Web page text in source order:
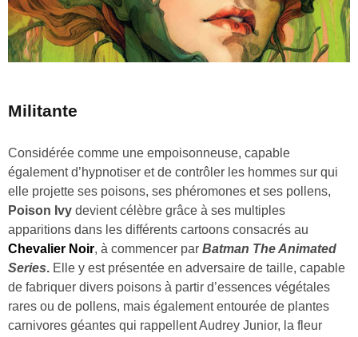
Militante
Considérée comme une empoisonneuse, capable
également d’hypnotiser et de contrôler les hommes sur qui
elle projette ses poisons, ses phéromones et ses pollens,
Poison Ivy devient célèbre grâce à ses multiples
apparitions dans les différents cartoons consacrés au
Chevalier Noir, à commencer par Batman The Animated
Series. Elle y est présentée en adversaire de taille, capable
de fabriquer divers poisons à partir d’essences végétales
rares ou de pollens, mais également entourée de plantes
carnivores géantes qui rappellent Audrey Junior, la fleur